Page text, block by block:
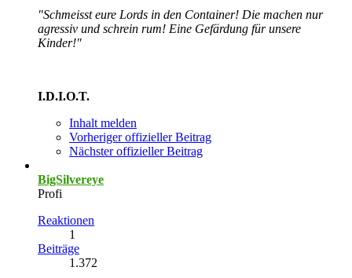
"Schmeisst eure Lords in den Container! Die machen nur
agressiv und schrein rum! Eine Gefärdung für unsere
Kinder!"
I.D.I.O.T.
Inhalt melden
Vorheriger offizieller Beitrag
Nächster offizieller Beitrag
BigSilvereye
Profi
Reaktionen
1
Beiträge
1.372